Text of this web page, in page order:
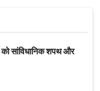
सांविधानिक शपथ और